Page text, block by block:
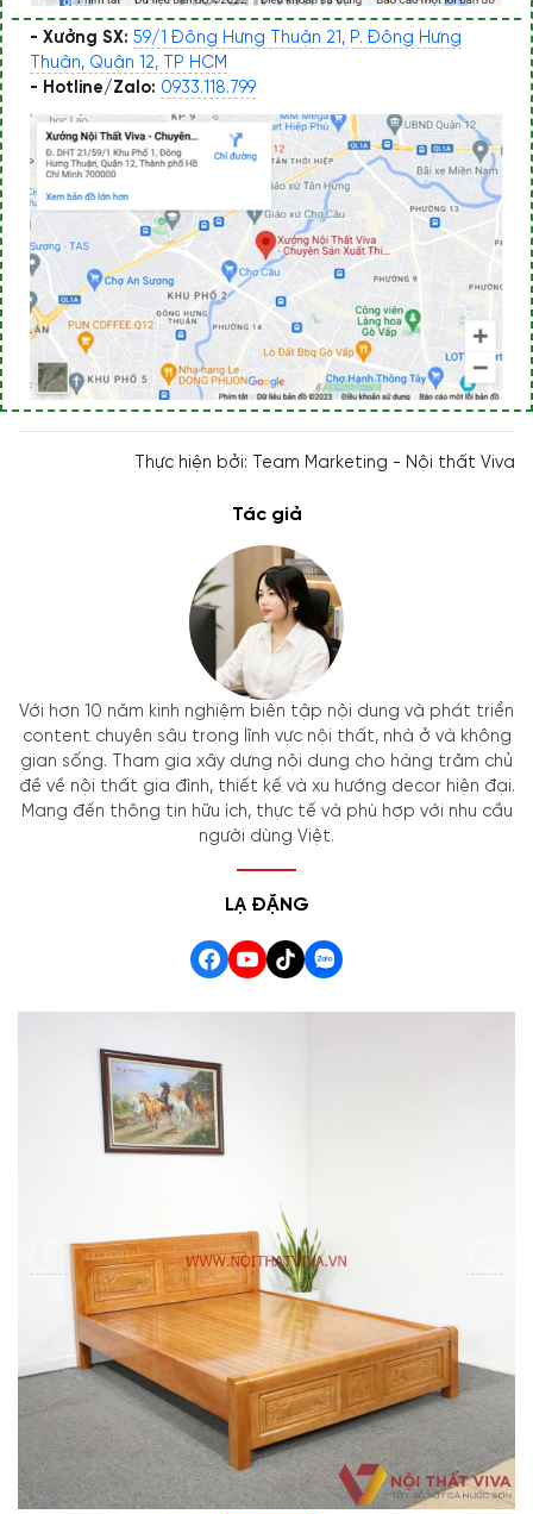
- Xưởng SX: 59/1 Đông Hưng Thuận 21, P. Đông Hưng
Thuận, Quận 12, TP HCM
- Hotline/Zalo: 0933.118.799
Thực hiện bởi: Team Marketing - Nội thất Viva
Tác giả
Với hơn 10 năm kinh nghiệm biên tập nội dung và phát triển
content chuyên sâu trong lĩnh vực nội thất, nhà ở và không
gian sống. Tham gia xây dựng nội dung cho hàng trăm chủ
đề về nội thất gia đình, thiết kế và xu hướng decor hiện đại.
Mang đến thông tin hữu ích, thực tế và phù hợp với nhu cầu
người dùng Việt.
LẠ ĐẶNG